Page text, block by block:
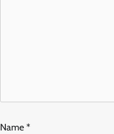
Name *